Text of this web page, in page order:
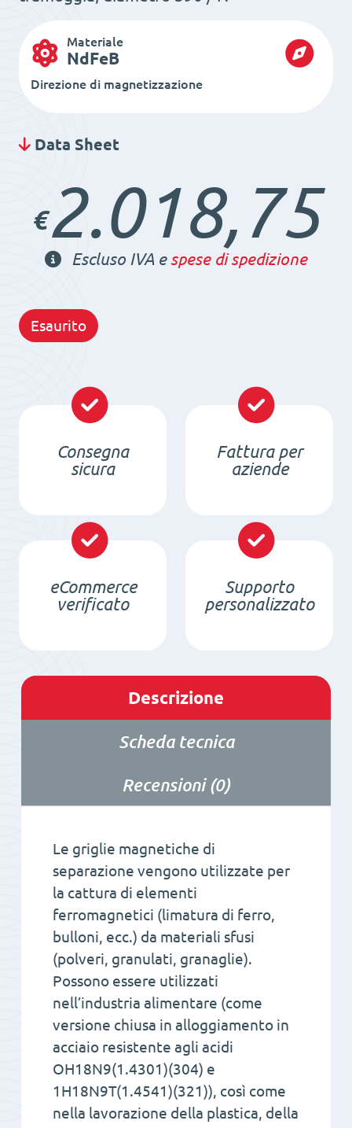
Materiale
NdFeB
Direzione di magnetizzazione
Data Sheet
€2.018,75
Escluso IVA e spese di spedizione
Esaurito
Consegna
sicura
Fattura per
aziende
eCommerce
verificato
Supporto
personalizzato
Descrizione
Scheda tecnica
Recensioni (0)
Le griglie magnetiche di
separazione vengono utilizzate per
la cattura di elementi
ferromagnetici (limatura di ferro,
bulloni, ecc.) da materiali sfusi
(polveri, granulati, granaglie).
Possono essere utilizzati
nell’industria alimentare (come
versione chiusa in alloggiamento in
acciaio resistente agli acidi
OH18N9(1.4301)(304) e
1H18N9T(1.4541)(321)), così come
nella lavorazione della plastica, della